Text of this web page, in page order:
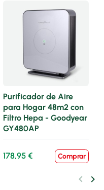
Purificador de Aire
para Hogar 48m2 con
Filtro Hepa - Goodyear
GY480AP
178,95 € Comprar
keyboard_arrow_left keyboard_arrow_right